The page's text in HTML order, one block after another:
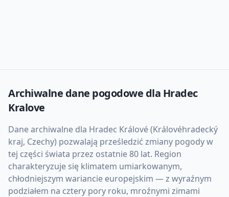
Archiwalne dane pogodowe dla Hradec
Kralove
Dane archiwalne dla Hradec Králové (Královéhradecký
kraj, Czechy) pozwalają prześledzić zmiany pogody w
tej części świata przez ostatnie 80 lat. Region
charakteryzuje się klimatem umiarkowanym,
chłodniejszym wariancie europejskim — z wyraźnym
podziałem na cztery pory roku, mroźnymi zimami